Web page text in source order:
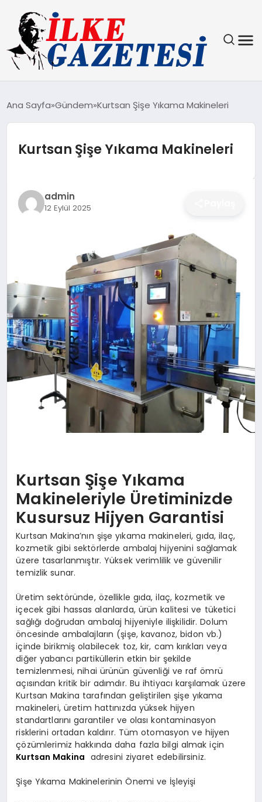
TEKNOLOJI
SPOR
MAGAZIN
SIYASET
EĞITIM
Ana Sayfa Gündem Kurtsan Şişe Yıkama Makineleri
Kurtsan Şişe Yıkama Makineleri
admin
12 Eylül 2025
Kurtsan Şişe Yıkama
Makineleriyle Üretiminizde
Kusursuz Hijyen Garantisi
Kurtsan Makina’nın şişe yıkama makineleri, gıda, ilaç,
kozmetik gibi sektörlerde ambalaj hijyenini sağlamak
üzere tasarlanmıştır. Yüksek verimlilik ve güvenilir
temizlik sunar.
Üretim sektöründe, özellikle gıda, ilaç, kozmetik ve
içecek gibi hassas alanlarda, ürün kalitesi ve tüketici
sağlığı doğrudan ambalaj hijyeniyle ilişkilidir. Dolum
öncesinde ambalajların (şişe, kavanoz, bidon vb.)
içinde birikmiş olabilecek toz, kir, cam kırıkları veya
diğer yabancı partiküllerin etkin bir şekilde
temizlenmesi, nihai ürünün güvenliği ve raf ömrü
açısından kritik bir adımdır. Bu ihtiyacı karşılamak üzere
Kurtsan Makina tarafından geliştirilen şişe yıkama
makineleri, üretim hattınızda yüksek hijyen
standartlarını garantiler ve olası kontaminasyon
risklerini ortadan kaldırır. Tüm otomasyon ve hijyen
çözümlerimiz hakkında daha fazla bilgi almak için
Kurtsan Makina adresini ziyaret edebilirsiniz.
Şişe Yıkama Makinelerinin Önemi ve İşleyişi